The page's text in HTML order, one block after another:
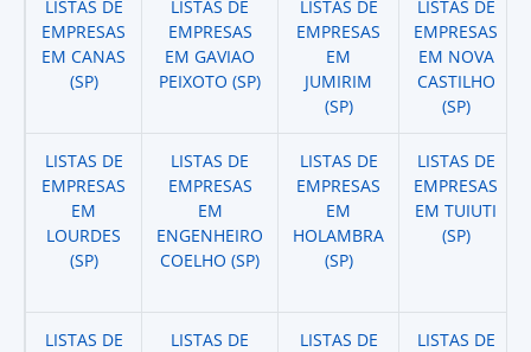
LISTAS DE
EMPRESAS
EM CANAS
(SP)
LISTAS DE
EMPRESAS
EM GAVIAO
PEIXOTO (SP)
LISTAS DE
EMPRESAS
EM
JUMIRIM
(SP)
LISTAS DE
EMPRESAS
EM NOVA
CASTILHO
(SP)
LISTAS DE
EMPRESAS
EM
LOURDES
(SP)
LISTAS DE
EMPRESAS
EM
ENGENHEIRO
COELHO (SP)
LISTAS DE
EMPRESAS
EM
HOLAMBRA
(SP)
LISTAS DE
EMPRESAS
EM TUIUTI
(SP)
LISTAS DE
LISTAS DE
LISTAS DE
LISTAS DE